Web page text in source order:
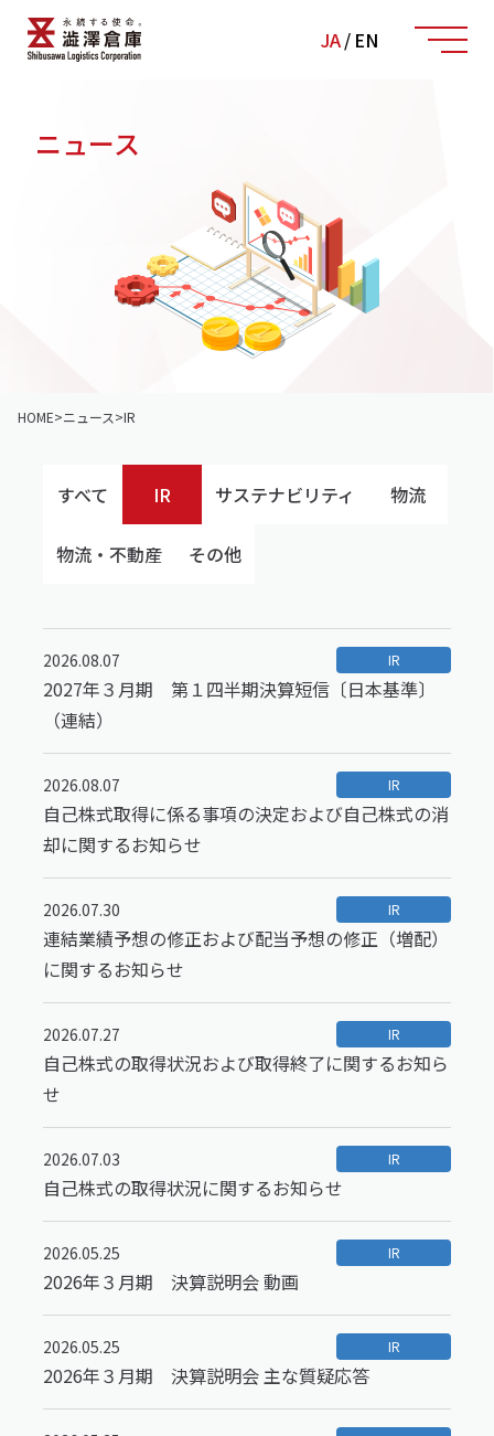
JA/ EN
ニュース
HOME>ニュース>IR
すべて IR サステナビリティ 物流
物流・不動産 その他
2026.08.07 IR
2027年３月期 第１四半期決算短信〔日本基準〕
（連結）
2026.08.07 IR
自己株式取得に係る事項の決定および自己株式の消
却に関するお知らせ
2026.07.30 IR
連結業績予想の修正および配当予想の修正（増配）
に関するお知らせ
2026.07.27 IR
自己株式の取得状況および取得終了に関するお知ら
せ
2026.07.03 IR
自己株式の取得状況に関するお知らせ
2026.05.25 IR
2026年３月期 決算説明会 動画
2026.05.25 IR
2026年３月期 決算説明会 主な質疑応答